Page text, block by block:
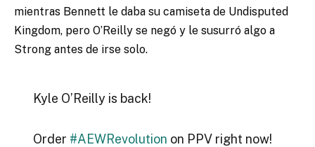
mientras Bennett le daba su camiseta de Undisputed
Kingdom, pero O’Reilly se negó y le susurró algo a
Strong antes de irse solo.
Kyle O’Reilly is back!
Order #AEWRevolution on PPV right now!